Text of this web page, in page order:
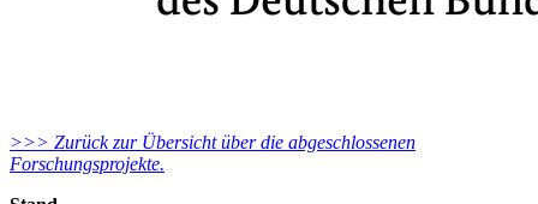
>>> Zurück zur Übersicht über die abgeschlossenen
Forschungsprojekte.